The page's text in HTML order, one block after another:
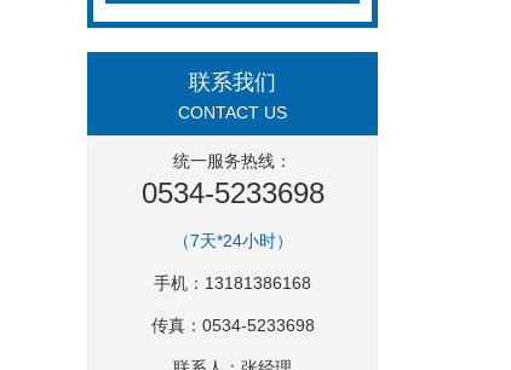
联系我们
CONTACT US
统一服务热线：
0534-5233698
（7天*24小时）
手机：13181386168
传真：0534-5233698